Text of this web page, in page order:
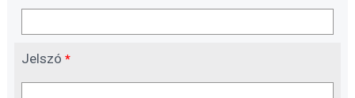
Jelszó *